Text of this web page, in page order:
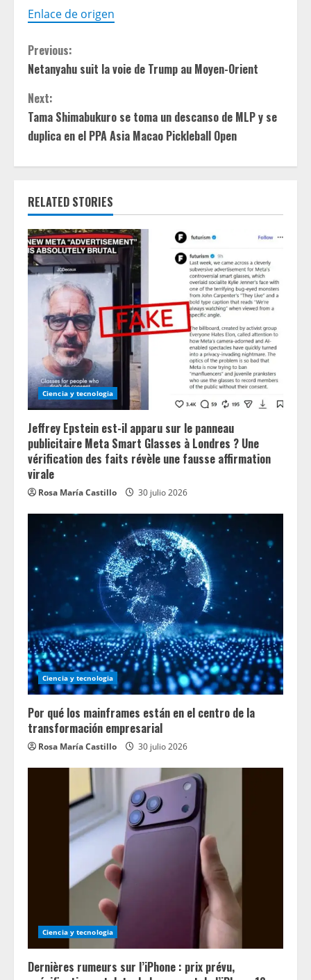
Enlace de origen
C
o
n
t
i
n
u
e
R
d
i
n
g
Previous:
Netanyahu suit la voie de Trump au Moyen-Orient
Next:
Tama Shimabukuro se toma un descanso de MLP y se
duplica en el PPA Asia Macao Pickleball Open
RELATED STORIES
Ciencia y tecnologia
Jeffrey Epstein est-il apparu sur le panneau
publicitaire Meta Smart Glasses à Londres ? Une
vérification des faits révèle une fausse affirmation
virale
Rosa María Castillo 30 julio 2026
Ciencia y tecnologia
Por qué los mainframes están en el centro de la
transformación empresarial
Rosa María Castillo 30 julio 2026
Ciencia y tecnologia
Dernières rumeurs sur l’iPhone : prix prévu,